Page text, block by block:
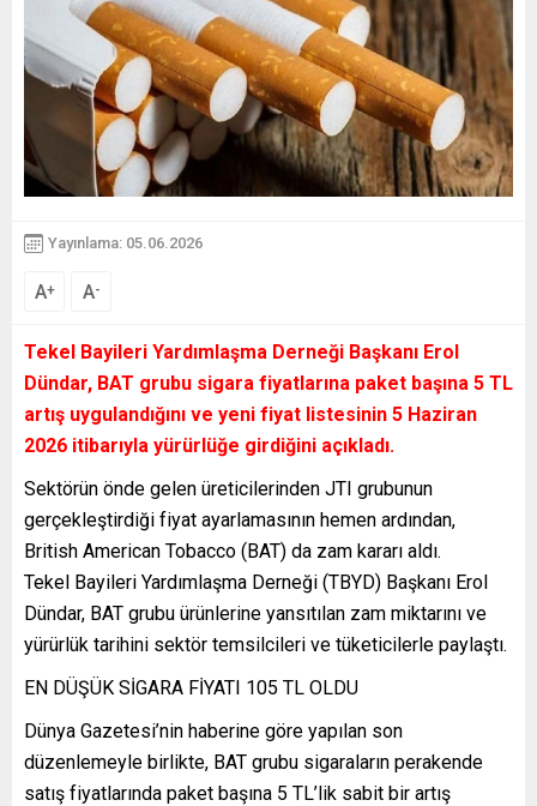
Yayınlama: 05.06.2026
A+ A-
Tekel Bayileri Yardımlaşma Derneği Başkanı Erol
Dündar, BAT grubu sigara fiyatlarına paket başına 5 TL
artış uygulandığını ve yeni fiyat listesinin 5 Haziran
2026 itibarıyla yürürlüğe girdiğini açıkladı.
Sektörün önde gelen üreticilerinden JTI grubunun
gerçekleştirdiği fiyat ayarlamasının hemen ardından,
British American Tobacco (BAT) da zam kararı aldı.
Tekel Bayileri Yardımlaşma Derneği (TBYD) Başkanı Erol
Dündar, BAT grubu ürünlerine yansıtılan zam miktarını ve
yürürlük tarihini sektör temsilcileri ve tüketicilerle paylaştı.
EN DÜŞÜK SİGARA FİYATI 105 TL OLDU
Dünya Gazetesi’nin haberine göre yapılan son
düzenlemeyle birlikte, BAT grubu sigaraların perakende
satış fiyatlarında paket başına 5 TL’lik sabit bir artış